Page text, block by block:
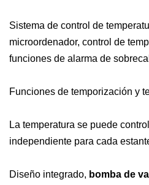
Sistema de control de
microordenador, control de
funciones de alarma de
Funciones de temporización y
La temperatura se puede
independiente para cada
Diseño integrado, bomba de